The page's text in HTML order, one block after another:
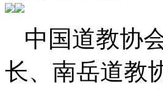
中国道教协
长、南岳道教